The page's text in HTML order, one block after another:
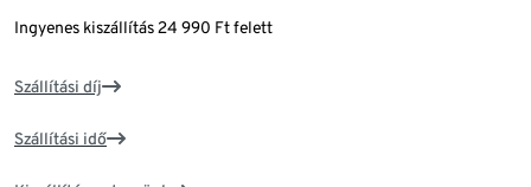
Ingyenes kiszállítás 24 990 Ft felett
Szállítási díj
Szállítási idő